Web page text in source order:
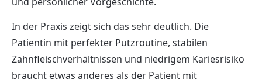
In der Praxis zeigt sich das sehr deutlich. Die
Patientin mit perfekter Putzroutine, stabilen
Zahnfleischverhältnissen und niedrigem Kariesrisiko
braucht etwas anderes als der Patient mit